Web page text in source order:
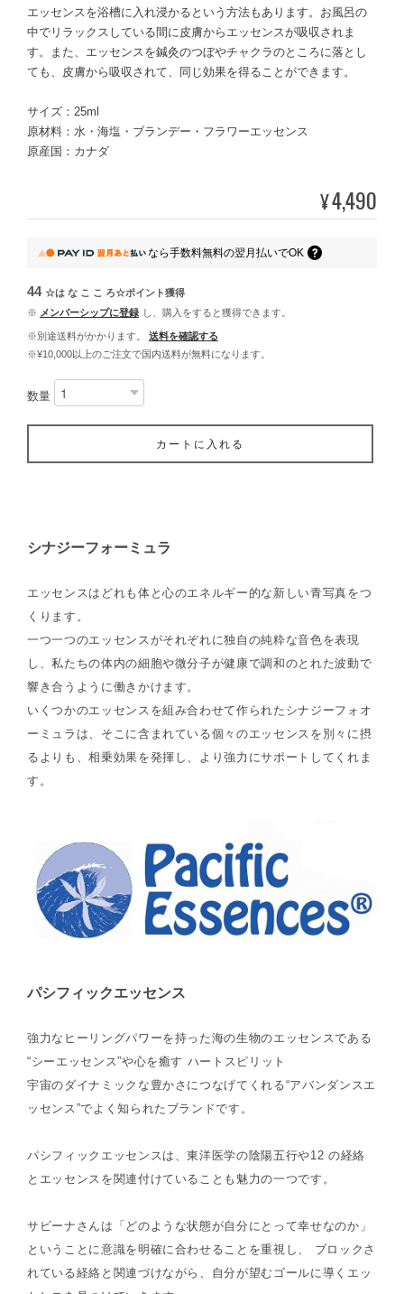
エッセンスを浴槽に入れ浸かるという方法もあります。お風呂の
中でリラックスしている間に皮膚からエッセンスが吸収されま
す。また、エッセンスを鍼灸のつぼやチャクラのところに落とし
ても、皮膚から吸収されて、同じ効果を得ることができます。
サイズ：25ml
原材料：水・海塩・ブランデー・フラワーエッセンス
原産国：カナダ
¥4,490
なら手数料無料の翌月払いでOK
44 ☆は な こ こ ろ☆ポイント獲得
※ メンバーシップに登録 し、購入をすると獲得できます。
※別途送料がかかります。
送料を確認する
※¥10,000以上のご注文で国内送料が無料になります。
数量
カートに入れる
シナジーフォーミュラ
エッセンスはどれも体と心のエネルギー的な新しい青写真をつ
くります。
一つ一つのエッセンスがそれぞれに独自の純粋な音色を表現
し、私たちの体内の細胞や微分子が健康で調和のとれた波動で
響き合うように働きかけます。
いくつかのエッセンスを組み合わせて作られたシナジーフォオ
ーミュラは、そこに含まれている個々のエッセンスを別々に摂
るよりも、相乗効果を発揮し、より強力にサポートしてくれま
す。
パシフィックエッセンス
強力なヒーリングパワーを持った海の生物のエッセンスである
“シーエッセンス”や心を癒す ハートスピリット
宇宙のダイナミックな豊かさにつなげてくれる“アバンダンスエ
ッセンス”でよく知られたブランドです。
パシフィックエッセンスは、東洋医学の陰陽五行や12 の経絡
とエッセンスを関連付けていることも魅力の一つです。
サビーナさんは「どのような状態が自分にとって幸せなのか」
ということに意識を明確に合わせることを重視し、 ブロックさ
れている経絡と関連づけながら、自分が望むゴールに導くエッ